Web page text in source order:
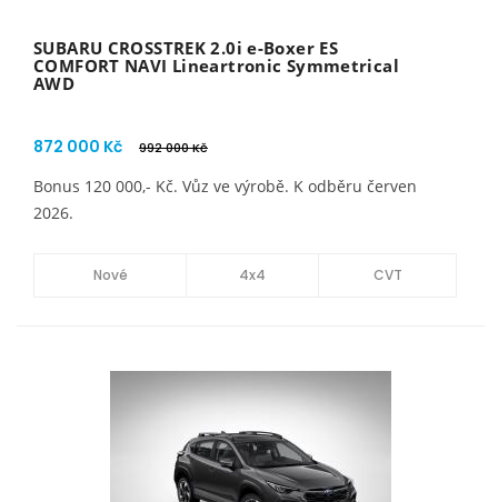
SUBARU CROSSTREK 2.0i e-Boxer ES
COMFORT NAVI Lineartronic Symmetrical
AWD
872 000 Kč 992 000 Kč
Bonus 120 000,- Kč. Vůz ve výrobě. K odběru červen
2026.
Nové 4x4 CVT